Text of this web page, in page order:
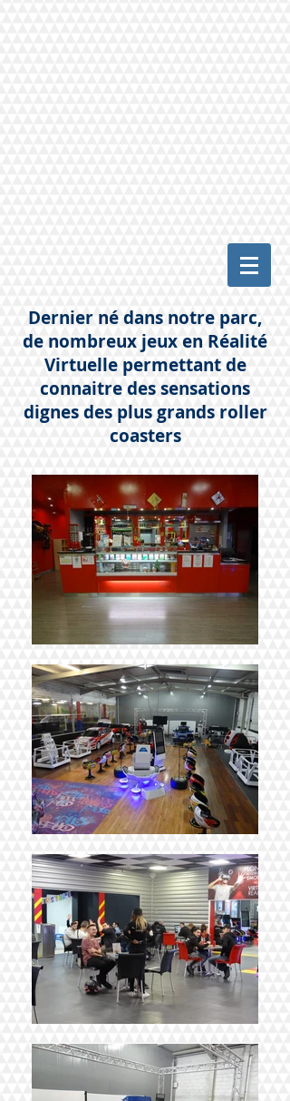
Dernier né dans notre parc,
de nombreux jeux en Réalité
Virtuelle permettant de
connaitre des sensations
dignes des plus grands roller
coasters